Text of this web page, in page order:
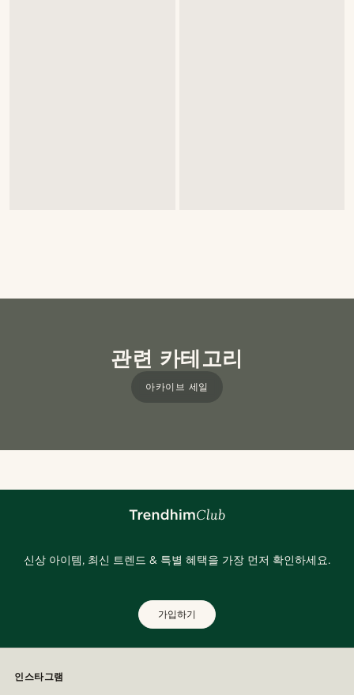
관련 카테고리
아카이브 세일
신상 아이템, 최신 트렌드 & 특별 혜택을 가장 먼저 확인하세요.
가입하기
인스타그램